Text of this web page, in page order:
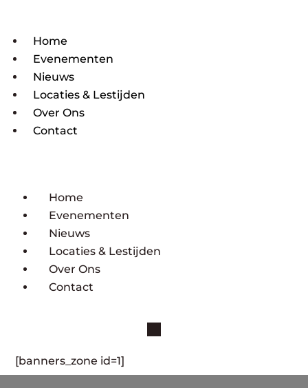
Home
Evenementen
Nieuws
Locaties & Lestijden
Over Ons
Contact
Home
Evenementen
Nieuws
Locaties & Lestijden
Over Ons
Contact
[banners_zone id=1]